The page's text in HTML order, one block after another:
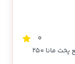
0
لازانیا سریع پخت مانا 250